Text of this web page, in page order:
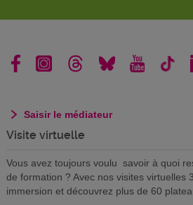
Saisir le médiateur
Visite virtuelle
Vous avez toujours voulu savoir à quoi
de formation ? Avec nos visites virtuelles
immersion et découvrez plus de 60